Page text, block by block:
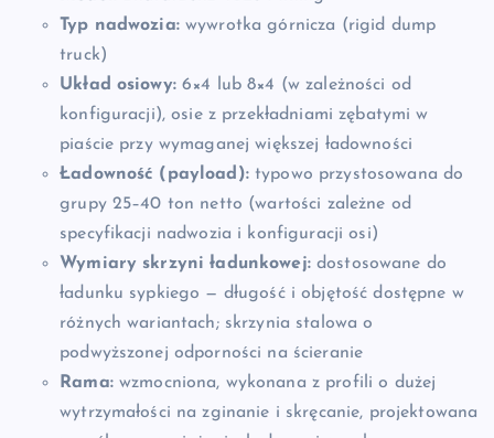
Typ nadwozia:wywrotka górnicza (rigid dump
truck)
Układ osiowy:6×4 lub 8×4 (w zależności od
konfiguracji), osie z przekładniami zębatymi w
piaście przy wymaganej większej ładowności
Ładowność (payload):typowo przystosowana do
grupy 25–40 ton netto (wartości zależne od
specyfikacji nadwozia i konfiguracji osi)
Wymiary skrzyni ładunkowej:dostosowane do
ładunku sypkiego — długość i objętość dostępne w
różnych wariantach; skrzynia stalowa o
podwyższonej odporności na ścieranie
Rama:wzmocniona, wykonana z profili o dużej
wytrzymałości na zginanie i skręcanie, projektowana